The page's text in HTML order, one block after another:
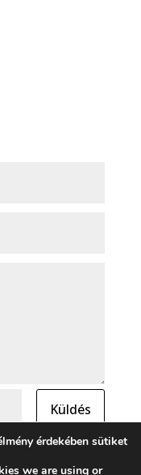
Küldés
érdekében sütiket
we are using or